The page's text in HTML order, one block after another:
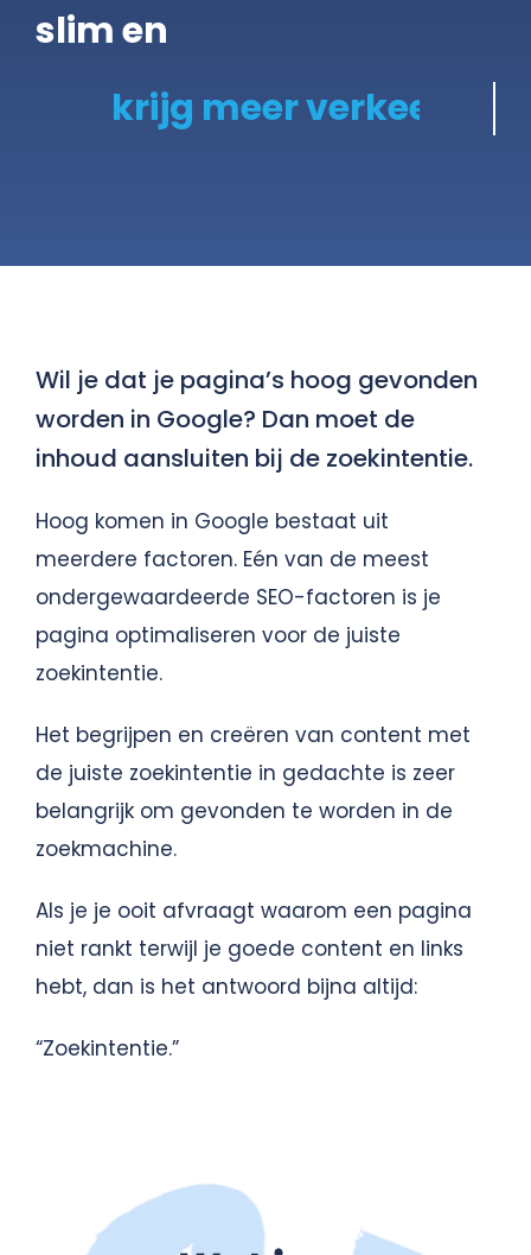
slim en
Wil je dat je pagina’s hoog gevonden
worden in Google? Dan moet de
inhoud aansluiten bij de zoekintentie.
Hoog komen in Google bestaat uit
meerdere factoren. Eén van de meest
ondergewaardeerde SEO-factoren is je
pagina optimaliseren voor de juiste
zoekintentie.
Het begrijpen en creëren van content met
de juiste zoekintentie in gedachte is zeer
belangrijk om gevonden te worden in de
zoekmachine.
Als je je ooit afvraagt waarom een pagina
niet rankt terwijl je goede content en links
hebt, dan is het antwoord bijna altijd:
“Zoekintentie.”